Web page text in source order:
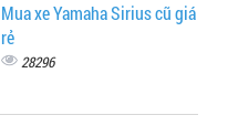
Mua xe Yamaha Sirius cũ giá
rẻ
28296